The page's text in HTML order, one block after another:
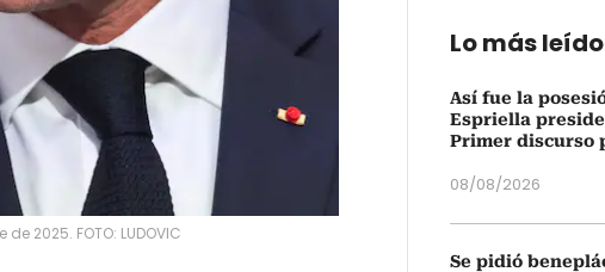
2025. FOTO: LUDOVIC
Lo más leído
Así fue la
Espriella
Primer discurso
08/08/2026
Se pidió